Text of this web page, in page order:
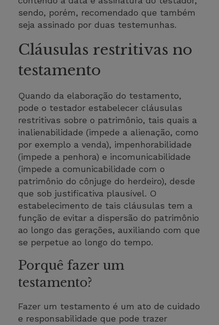
sendo, porém, recomendado que também
seja assinado por duas testemunhas.
Cláusulas restritivas no
testamento
Quando da elaboração do testamento,
pode o testador estabelecer cláusulas
restritivas sobre o patrimônio, tais quais a
inalienabilidade (impede a alienação, como
por exemplo a venda), impenhorabilidade
(impede a penhora) e incomunicabilidade
(impede a comunicabilidade com o
patrimônio do cônjuge do herdeiro), desde
que sob justificativa plausível. O
estabelecimento de tais cláusulas tem a
função de evitar a dispersão do patrimônio
ao longo das gerações, auxiliando com que
se perpetue ao longo do tempo.
Porquê fazer um
testamento?
Fazer um testamento é um ato de cuidado
e responsabilidade que pode trazer